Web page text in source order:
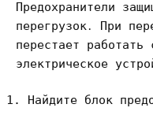
Предохранители
перегрузок․ При
перестает работать
электрическое
Найдите блок